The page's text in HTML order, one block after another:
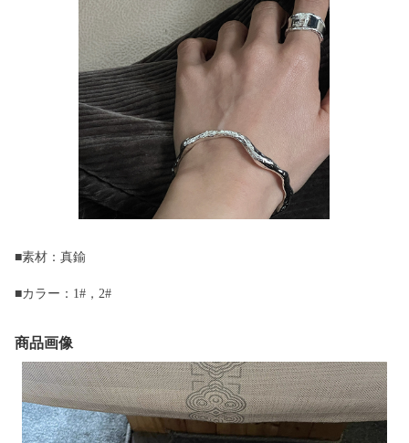
■素材：真鍮
■カラー：1#，2#
商品画像